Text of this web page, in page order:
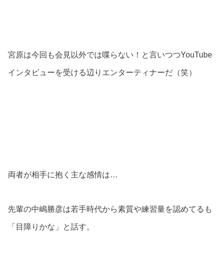
宮原は今回も会見以外では喋らない！と言いつつYouTube
インタビューを受ける辺りエンターティナーだ（笑）
両者が相手に抱く主な感情は…
先輩の中嶋勝彦は若手時代から素質や練習量を認めてるも
「目障りかな」と話す。